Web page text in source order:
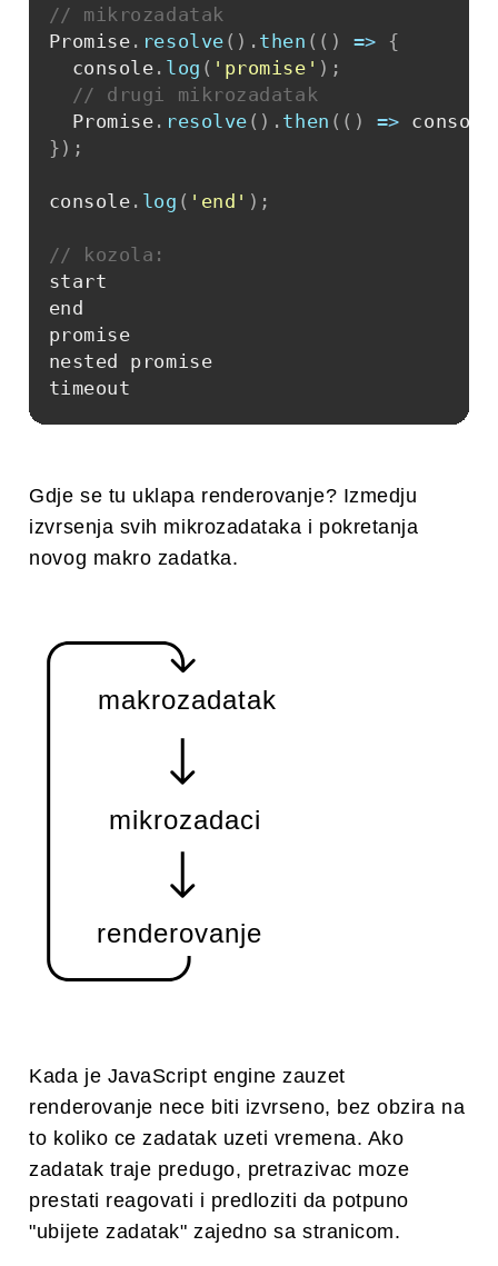
// mikrozadatak
Promise . resolve ( ) . then ( ( ) =>
{
  console
. log ( 'promise' ) ;
// drugi mikrozadatak
  Promise
. resolve ( ) . then ( ( ) => console
} ) ;
console . log ( 'end' ) ;
// kozola:
start
end
promise
nested promise
timeout
Gdje se tu uklapa renderovanje? Izmedju
izvrsenja svih mikrozadataka i pokretanja
novog makro zadatka.
makrozadatak
mikrozadaci
renderovanje
Kada je JavaScript engine zauzet
renderovanje nece biti izvrseno, bez obzira na
to koliko ce zadatak uzeti vremena. Ako
zadatak traje predugo, pretrazivac moze
prestati reagovati i predloziti da potpuno
"ubijete zadatak" zajedno sa stranicom.